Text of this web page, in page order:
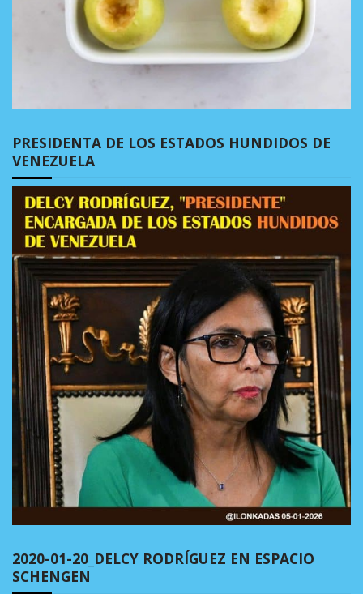
PRESIDENTA DE LOS ESTADOS HUNDIDOS DE
VENEZUELA
2020-01-20_DELCY RODRÍGUEZ EN ESPACIO
SCHENGEN